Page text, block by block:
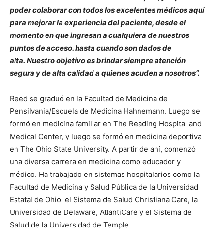
poder colaborar con todos los excelentes médicos aquí
para mejorar la experiencia del paciente, desde el
momento en que ingresan a cualquiera de nuestros
puntos de acceso. hasta cuando son dados de
alta. Nuestro objetivo es brindar siempre atención
segura y de alta calidad a quienes acuden a nosotros”.
Reed se graduó en la Facultad de Medicina de
Pensilvania/Escuela de Medicina Hahnemann. Luego se
formó en medicina familiar en The Reading Hospital and
Medical Center, y luego se formó en medicina deportiva
en The Ohio State University. A partir de ahí, comenzó
una diversa carrera en medicina como educador y
médico. Ha trabajado en sistemas hospitalarios como la
Facultad de Medicina y Salud Pública de la Universidad
Estatal de Ohio, el Sistema de Salud Christiana Care, la
Universidad de Delaware, AtlantiCare y el Sistema de
Salud de la Universidad de Temple.